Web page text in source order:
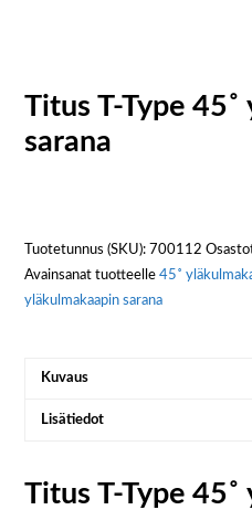
Titus T-Type
sarana
Tuotetunnus (SKU):700112
Avainsanat tuotteelle45˚
yläkulmakaapin sarana
Kuvaus
Lisätiedot
Titus T-Type